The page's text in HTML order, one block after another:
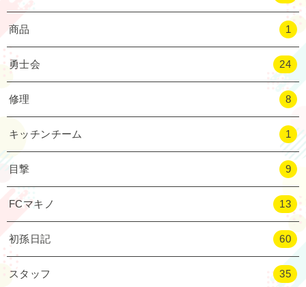
商品 1
勇士会 24
修理 8
キッチンチーム 1
目撃 9
FCマキノ 13
初孫日記 60
スタッフ 35